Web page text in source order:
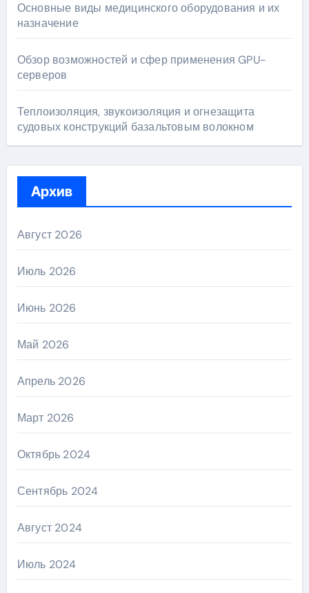
Основные виды медицинского оборудования и их
назначение
Обзор возможностей и сфер применения GPU-
серверов
Теплоизоляция, звукоизоляция и огнезащита
судовых конструкций базальтовым волокном
Архив
Август 2026
Июль 2026
Июнь 2026
Май 2026
Апрель 2026
Март 2026
Октябрь 2024
Сентябрь 2024
Август 2024
Июль 2024